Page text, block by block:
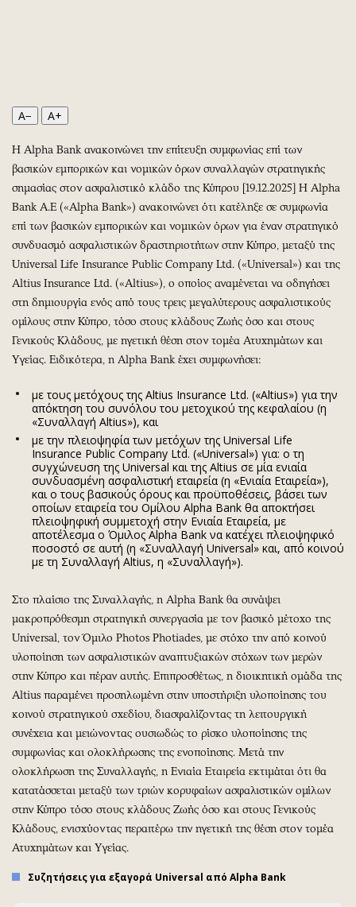
Σινεμά
Θέατρο-Χορός
Μουσική
Εικαστικά
Βιβλίο
Χειρόγραφα
Uncut
Προσφορές
Προσωπικότητες στην ''Κ''
Επιστολές
A− A+
Η Alpha Bank ανακοινώνει την επίτευξη συμφωνίας επί των
βασικών εμπορικών και νομικών όρων συναλλαγών στρατηγικής
σημασίας στον ασφαλιστικό κλάδο της Κύπρου [19.12.2025] Η Alpha
Bank A.E («Alpha Bank») ανακοινώνει ότι κατέληξε σε συμφωνία
επί των βασικών εμπορικών και νομικών όρων για έναν στρατηγικό
συνδυασμό ασφαλιστικών δραστηριοτήτων στην Κύπρο, μεταξύ της
Universal Life Insurance Public Company Ltd. («Universal») και της
Altius Insurance Ltd. («Altius»), ο οποίος αναμένεται να οδηγήσει
στη δημιουργία ενός από τους τρεις μεγαλύτερους ασφαλιστικούς
ομίλους στην Κύπρο, τόσο στους κλάδους Ζωής όσο και στους
Γενικούς Κλάδους, με ηγετική θέση στον τομέα Ατυχημάτων και
Υγείας. Ειδικότερα, η Alpha Bank έχει συμφωνήσει:
με τους μετόχους της Altius Insurance Ltd. («Altius») για την
απόκτηση του συνόλου του μετοχικού της κεφαλαίου (η
«Συναλλαγή Altius»), και
με την πλειοψηφία των μετόχων της Universal Life
Insurance Public Company Ltd. («Universal») για: o τη
συγχώνευση της Universal και της Altius σε μία ενιαία
συνδυασμένη ασφαλιστική εταιρεία (η «Ενιαία Εταιρεία»),
και o τους βασικούς όρους και προϋποθέσεις, βάσει των
οποίων εταιρεία του Ομίλου Alpha Bank θα αποκτήσει
πλειοψηφική συμμετοχή στην Ενιαία Εταιρεία, με
αποτέλεσμα ο Όμιλος Alpha Bank να κατέχει πλειοψηφικό
ποσοστό σε αυτή (η «Συναλλαγή Universal» και, από κοινού
με τη Συναλλαγή Altius, η «Συναλλαγή»).
Στο πλαίσιο της Συναλλαγής, η Alpha Bank θα συνάψει
μακροπρόθεσμη στρατηγική συνεργασία με τον βασικό μέτοχο της
Universal, τον Όμιλο Photos Photiades, με στόχο την από κοινού
υλοποίηση των ασφαλιστικών αναπτυξιακών στόχων των μερών
στην Κύπρο και πέραν αυτής. Επιπροσθέτως, η διοικητική ομάδα της
Altius παραμένει προσηλωμένη στην υποστήριξη υλοποίησης του
κοινού στρατηγικού σχεδίου, διασφαλίζοντας τη λειτουργική
συνέχεια και μειώνοντας ουσιωδώς το ρίσκο υλοποίησης της
συμφωνίας και ολοκλήρωσης της ενοποίησης. Μετά την
ολοκλήρωση της Συναλλαγής, η Ενιαία Εταιρεία εκτιμάται ότι θα
κατατάσσεται μεταξύ των τριών κορυφαίων ασφαλιστικών ομίλων
στην Κύπρο τόσο στους κλάδους Ζωής όσο και στους Γενικούς
Κλάδους, ενισχύοντας περαιτέρω την ηγετική της θέση στον τομέα
Ατυχημάτων και Υγείας.
Συζητήσεις για εξαγορά Universal από Alpha Bank